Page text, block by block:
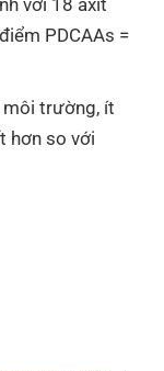
PDCAAs =
môi trường, ít
hơn so với